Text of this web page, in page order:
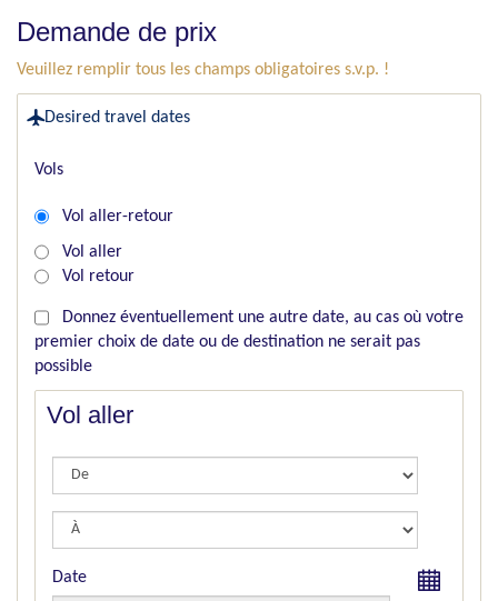
Demande de prix
Veuillez remplir tous les champs obligatoires s.v.p. !
Desired travel dates
Vols
Vol aller-retour
Vol aller
Vol retour
Donnez éventuellement une autre date, au cas où votre
premier choix de date ou de destination ne serait pas
possible
Vol aller
Date